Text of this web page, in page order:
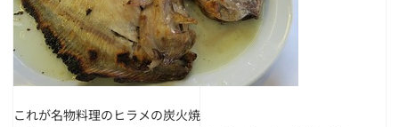
これが名物料理のヒラメの炭火焼